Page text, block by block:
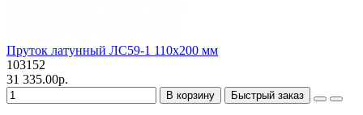
Пруток латунный ЛС59-1 110х200 мм
103152
31 335.00р.
В корзину Быстрый заказ